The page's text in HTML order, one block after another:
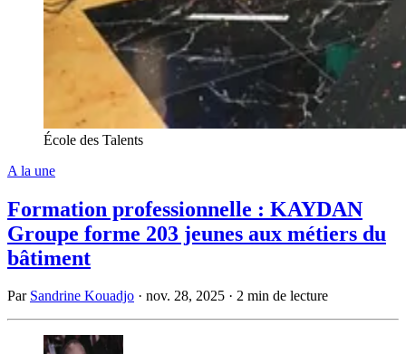
École des Talents
A la une
Formation professionnelle : KAYDAN
Groupe forme 203 jeunes aux métiers du
bâtiment
Par Sandrine Kouadjo · nov. 28, 2025 · 2 min de lecture